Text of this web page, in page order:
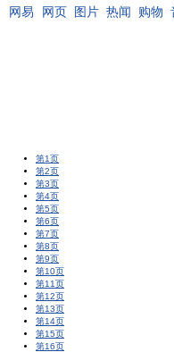
网易 网页 图片 热闻 购物
第1页
第2页
第3页
第4页
第5页
第6页
第7页
第8页
第9页
第10页
第11页
第12页
第13页
第14页
第15页
第16页